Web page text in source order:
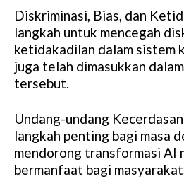
Diskriminasi, Bias, dan
langkah untuk mencegah
ketidakadilan dalam sistem
juga telah dimasukkan
tersebut.
Undang-undang
langkah penting bagi masa
mendorong transformasi AI
bermanfaat bagi